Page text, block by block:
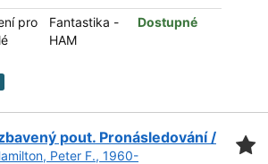
pro
Fantastika -
HAM
Dostupné
pout. Pronásledování /
Peter F., 1960-